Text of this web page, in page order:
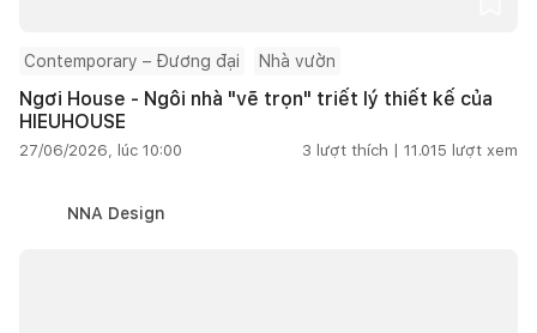
Contemporary – Đương đại Nhà vườn
Ngơi House - Ngôi nhà "vẽ trọn" triết lý thiết kế của
HIEUHOUSE
27/06/2026, lúc 10:00 3 lượt thích | 11.015 lượt xem
NNA Design